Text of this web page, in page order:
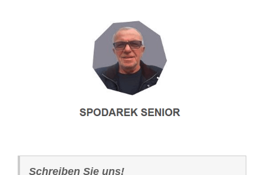
Schreiben Sie uns!